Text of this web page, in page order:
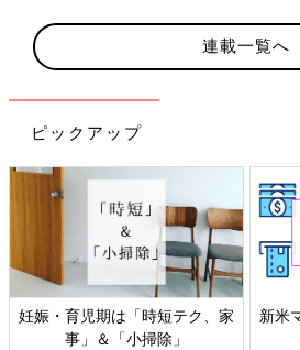
連載一覧へ
ピックアップ
妊娠・育児期は「時短テク、家
事」＆「小掃除」
新米